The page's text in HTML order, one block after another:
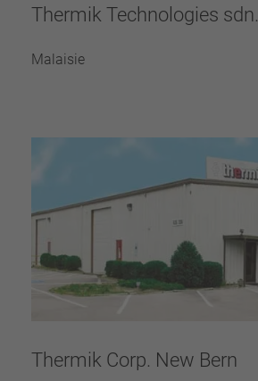
Thermik Technologies sdn.
Malaisie
Thermik Corp. New Bern